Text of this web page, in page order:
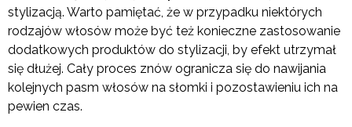
stylizacją. Warto pamiętać, że w przypadku niektórych
rodzajów włosów może być też konieczne zastosowanie
dodatkowych produktów do stylizacji, by efekt utrzymał
się dłużej. Cały proces znów ogranicza się do nawijania
kolejnych pasm włosów na słomki i pozostawieniu ich na
pewien czas.